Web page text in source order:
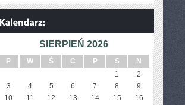
SIERPIEŃ 2026
P W Ś C P S
N
1
2
3
4 5 6 7 8
9
10
11 12 13 14 15
16